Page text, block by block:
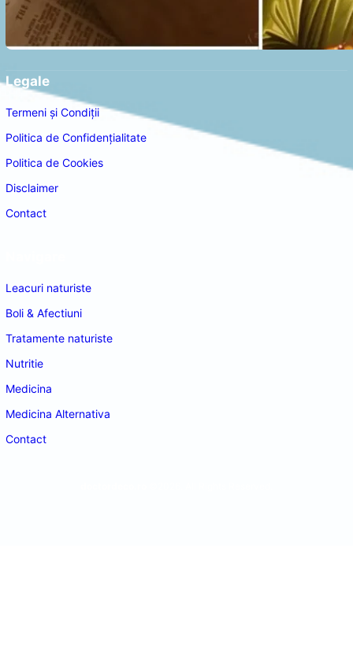
Legale
Termeni și Condiții
Politica de Confidențialitate
Politica de Cookies
Disclaimer
Contact
Leacuri naturiste
Boli & Afectiuni
Tratamente naturiste
Nutritie
Medicina
Medicina Alternativa
Contact